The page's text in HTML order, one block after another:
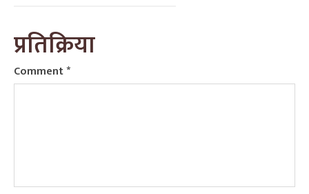
प्रतिक्रिया
Comment*